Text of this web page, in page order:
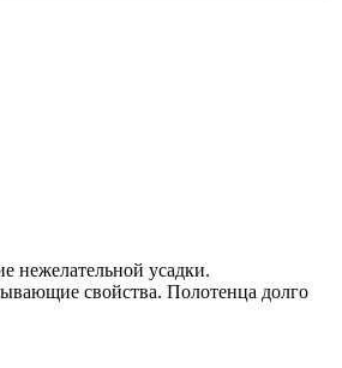
нежелательной усадки.
свойства. Полотенца долго